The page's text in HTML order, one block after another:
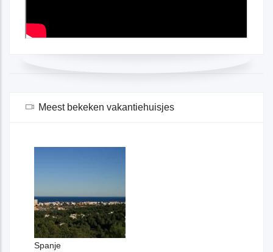
Meest bekeken vakantiehuisjes
Spanje